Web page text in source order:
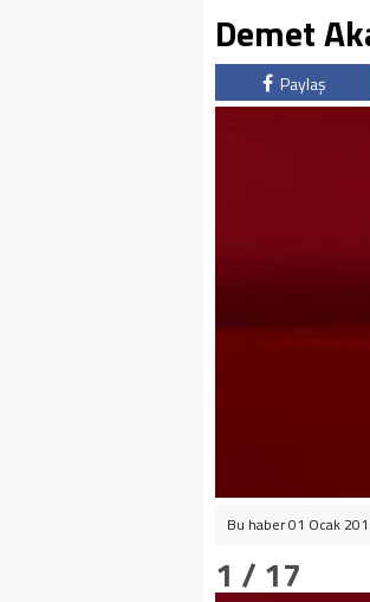
Demet
Paylaş
Bu haber 01 Ocak
1 / 17